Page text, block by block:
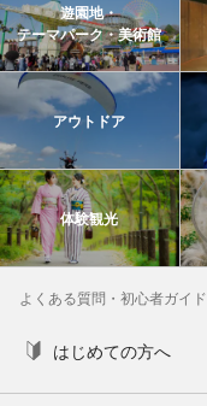
遊園地・
テーマパーク・美術館
アウトドア
体験観光
よくある質問・初心者ガイド
はじめての方へ